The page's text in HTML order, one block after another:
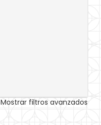
Mostrar filtros avanzados